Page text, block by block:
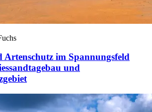
Artenschutz im Spannungsfeld
und